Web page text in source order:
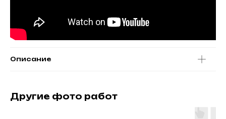
Описание
Другие фото работ